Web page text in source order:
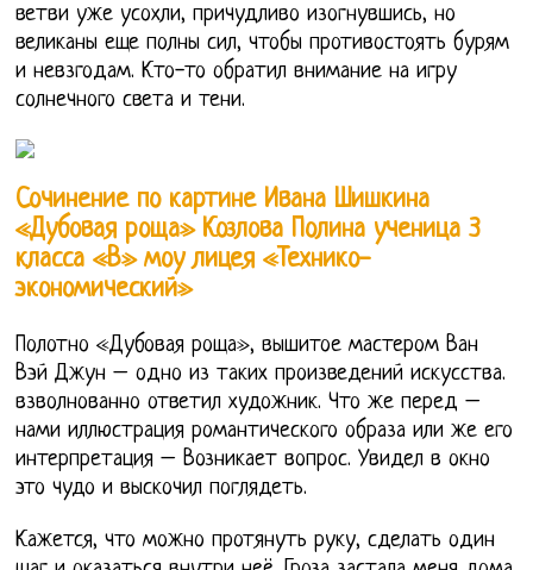
ветви уже усохли, причудливо изогнувшись, но
великаны еще полны сил, чтобы противостоять бурям
и невзгодам. Кто-то обратил внимание на игру
солнечного света и тени.
Сочинение по картине Ивана Шишкина
«Дубовая роща» Козлова Полина ученица 3
класса «В» моу лицея «Технико-
экономический»
Полотно «Дубовая роща», вышитое мастером Ван
Вэй Джун – одно из таких произведений искусства.
взволнованно ответил художник. Что же перед –
нами иллюстрация романтического образа или же его
интерпретация – Возникает вопрос. Увидел в окно
это чудо и выскочил поглядеть.
Кажется, что можно протянуть руку, сделать один